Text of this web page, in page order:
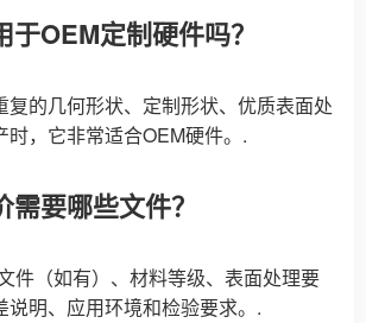
OEM定制硬件吗？
复的几何形状、定制形状、优质表面处
时，它非常适合OEM硬件。.
要哪些文件？
件（如有）、材料等级、表面处理要
说明、应用环境和检验要求。.